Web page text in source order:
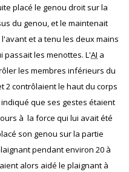
placé le genou droit sur la
du genou, et le maintenait
et a tenu les deux mains
passait les menottes. L'AI a
les membres inférieurs du
2 contrôlaient le haut du corps
indiqué que ses gestes étaient
à la force qui lui avait été
son genou sur la partie
pendant environ 20 à
alors aidé le plaignant à